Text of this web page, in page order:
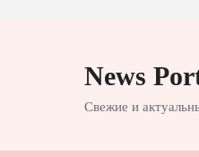
News
Свежие и